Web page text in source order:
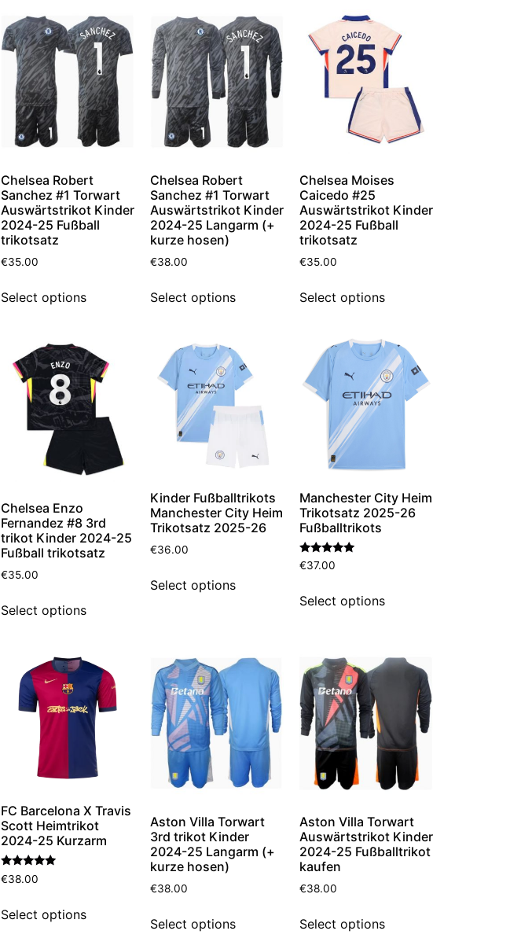
Chelsea Robert
Sanchez #1 Torwart
Auswärtstrikot Kinder
2024-25 Fußball
trikotsatz
€35.00
Select options
Chelsea Robert
Sanchez #1 Torwart
Auswärtstrikot Kinder
2024-25 Langarm (+
kurze hosen)
€38.00
Select options
Chelsea Moises
Caicedo #25
Auswärtstrikot Kinder
2024-25 Fußball
trikotsatz
€35.00
Select options
Chelsea Enzo
Fernandez #8 3rd
trikot Kinder 2024-25
Fußball trikotsatz
€35.00
Select options
Kinder Fußballtrikots
Manchester City Heim
Trikotsatz 2025-26
€36.00
Select options
Manchester City Heim
Trikotsatz 2025-26
Fußballtrikots
Bewertet
mit
€37.00
Select options
FC Barcelona X Travis
Scott Heimtrikot
2024-25 Kurzarm
Bewertet
mit
€38.00
Select options
Aston Villa Torwart
3rd trikot Kinder
2024-25 Langarm (+
kurze hosen)
€38.00
Select options
Aston Villa Torwart
Auswärtstrikot Kinder
2024-25 Fußballtrikot
kaufen
€38.00
Select options